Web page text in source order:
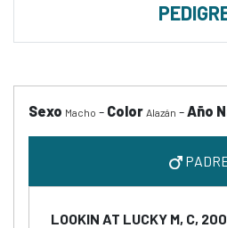
Sexo Macho - Color Alazán -Año
LOOKIN AT LUCKY M, C,